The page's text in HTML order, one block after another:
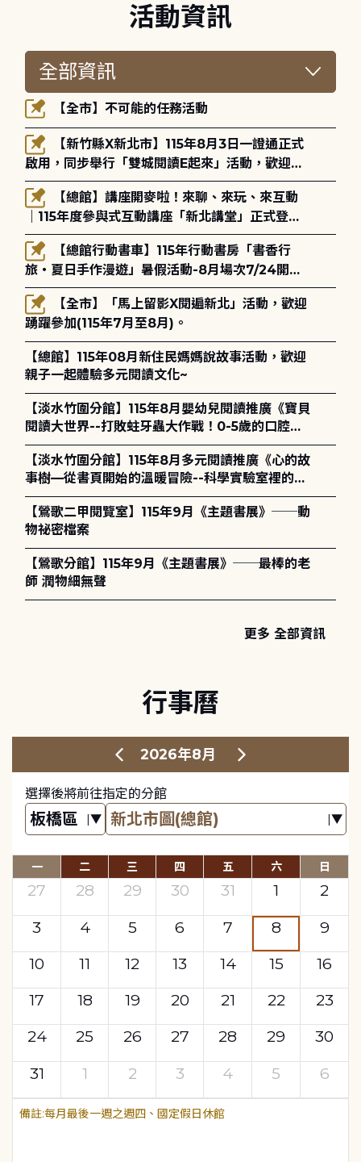
活動資訊
【全市】不可能的任務活動
啟用，同步舉行「雙城閱讀E起來」活動，歡迎踴
躍參加(115年8月3日至10月4日)。
｜115年度參與式互動講座「新北講堂」正式登
場！
旅・夏日手作漫遊」暑假活動-8月場次7/24開始
報名
踴躍參加(115年7月至8月)。
【總館】115年08月新住民媽媽說故事活動，歡迎
親子一起體驗多元閱讀文化~
【淡水竹圍分館】115年8月嬰幼兒閱讀推廣《寶貝
閱讀大世界--打敗蛀牙蟲大作戰！0-5歲的口腔照
護全攻略》
【淡水竹圍分館】115年8月多元閱讀推廣《心的故
事樹—從書頁開始的溫暖冒險--科學實驗室裡的放
電章魚》
【鶯歌二甲閱覽室】115年9月《主題書展》──動
物祕密檔案
【鶯歌分館】115年9月《主題書展》──最棒的老
師 潤物細無聲
更多 全部資訊
行事曆
2026年8月
選擇後將前往指定的分館
一 二 三 四 五 六 日
27 28 29 30 31 1
2
3
4 5 6 7 8
9
10
11 12 13 14 15
16
17
18 19 20 21 22
23
24
25 26 27 28 29
30
31
1 2 3 4 5 6
每月最後一週之週四、國定假日休館